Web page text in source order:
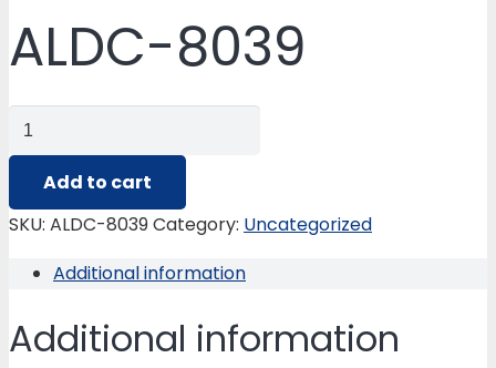
ALDC-8039
ALDC-
8039
quantity
Add to cart
SKU: ALDC-8039Category: Uncategorized
Additional information
Additional information